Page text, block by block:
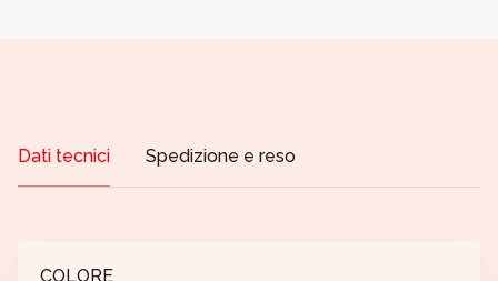
Dati tecnici Spedizione e reso
COLORE